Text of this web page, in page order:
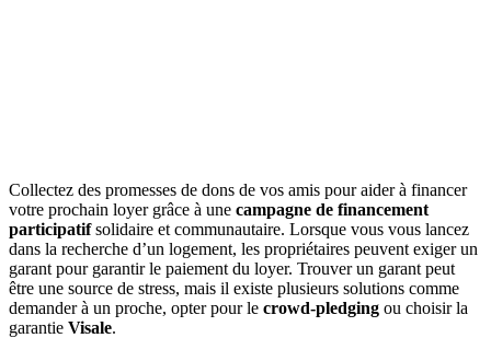
Collectez des promesses de dons de vos amis pour aider à financer
votre prochain loyer grâce à une campagne de financement
participatifsolidaire et communautaire. Lorsque vous vous lancez
dans la recherche d’un logement, les propriétaires peuvent exiger un
garant pour garantir le paiement du loyer. Trouver un garant peut
être une source de stress, mais il existe plusieurs solutions comme
demander à un proche, opter pour le crowd-pledging ou choisir la
garantie Visale.